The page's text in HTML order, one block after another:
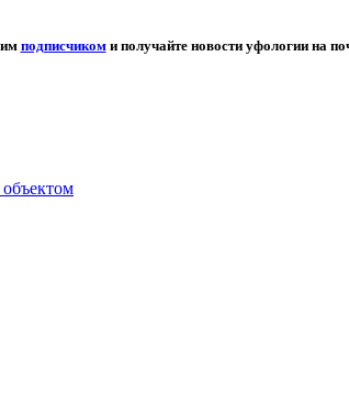
подписчикоми получайте новости уфологии на